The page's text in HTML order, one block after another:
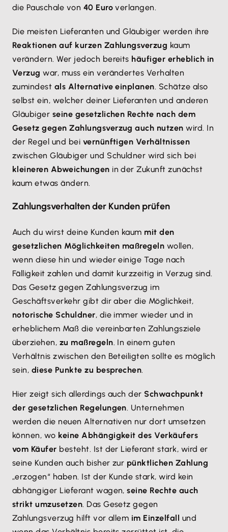
die Pauschale von 40 Euro verlangen.
Die meisten Lieferanten und Gläubiger werden ihre
Reaktionen auf kurzen Zahlungsverzug kaum
verändern. Wer jedoch bereits häufiger erheblich in
Verzug war, muss ein verändertes Verhalten
zumindest als Alternative einplanen. Schätze also
selbst ein, welcher deiner Lieferanten und anderen
Gläubiger seine gesetzlichen Rechte nach dem
Gesetz gegen Zahlungsverzug auch nutzen wird. In
der Regel und bei vernünftigen Verhältnissen
zwischen Gläubiger und Schuldner wird sich bei
kleineren Abweichungen in der Zukunft zunächst
kaum etwas ändern.
Zahlungsverhalten der Kunden prüfen
Auch du wirst deine Kunden kaum mit den
gesetzlichen Möglichkeiten maßregeln wollen,
wenn diese hin und wieder einige Tage nach
Fälligkeit zahlen und damit kurzzeitig in Verzug sind.
Das Gesetz gegen Zahlungsverzug im
Geschäftsverkehr gibt dir aber die Möglichkeit,
notorische Schuldner, die immer wieder und in
erheblichem Maß die vereinbarten Zahlungsziele
überziehen, zu maßregeln. In einem guten
Verhältnis zwischen den Beteiligten sollte es möglich
sein, diese Punkte zu besprechen.
Hier zeigt sich allerdings auch derSchwachpunkt
der gesetzlichen Regelungen. Unternehmen
werden die neuen Alternativen nur dort umsetzen
können, wo keine Abhängigkeit des Verkäufers
vom Käufer besteht. Ist der Lieferant stark, wird er
seine Kunden auch bisher zur pünktlichen Zahlung
„erzogen“ haben. Ist der Kunde stark, wird kein
abhängiger Lieferant wagen,seine Rechte auch
strikt umzusetzen. Das Gesetz gegen
Zahlungsverzug hilft vor allem im Einzelfall
und